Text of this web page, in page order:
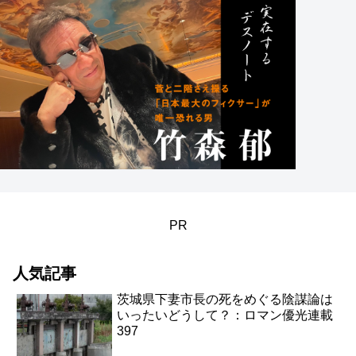
PR
人気記事
茨城県下妻市長の死をめぐる陰謀論は
いったいどうして？：ロマン優光連載
397